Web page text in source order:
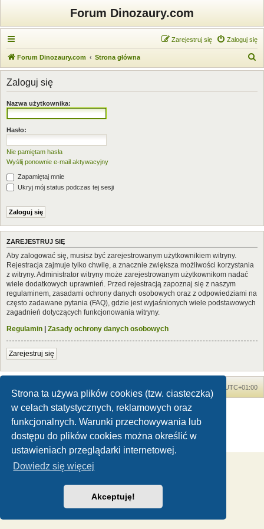
Strona ta używa plików cookies (tzw. ciasteczka)
w celach statystycznych, reklamowych oraz
funkcjonalnych. Warunki przechowywania lub
dostępu do plików cookies można określić w
ustawieniach przeglądarki internetowej.
Dowiedz się więcej
Akceptuję!
Forum Dinozaury.com
Zaloguj się
Zarejestruj się
Forum Dinozaury.com Strona główna
z
Zaloguj się
Nazwa użytkownika:
Hasło:
Nie pamiętam hasła
Wyślij ponownie e-mail aktywacyjny
Zapamiętaj mnie
Ukryj mój status podczas tej sesji
ZAREJESTRUJ SIĘ
Aby zalogować się, musisz być zarejestrowanym użytkownikiem witryny.
Rejestracja zajmuje tylko chwilę, a znacznie zwiększa możliwości korzystania
z witryny. Administrator witryny może zarejestrowanym użytkownikom nadać
wiele dodatkowych uprawnień. Przed rejestracją zapoznaj się z naszym
regulaminem, zasadami ochrony danych osobowych oraz z odpowiedziami na
często zadawane pytania (FAQ), gdzie jest wyjaśnionych wiele podstawowych
zagadnień dotyczących funkcjonowania witryny.
Regulamin | Zasady ochrony danych osobowych
Zarejestruj się
UTC+01:00
Dinozaury.com© 2006-2020
Technologię dostarczaphpBB® Forum Software © phpBB Limited
Zasady ochrony danych osobowych|Regulamin